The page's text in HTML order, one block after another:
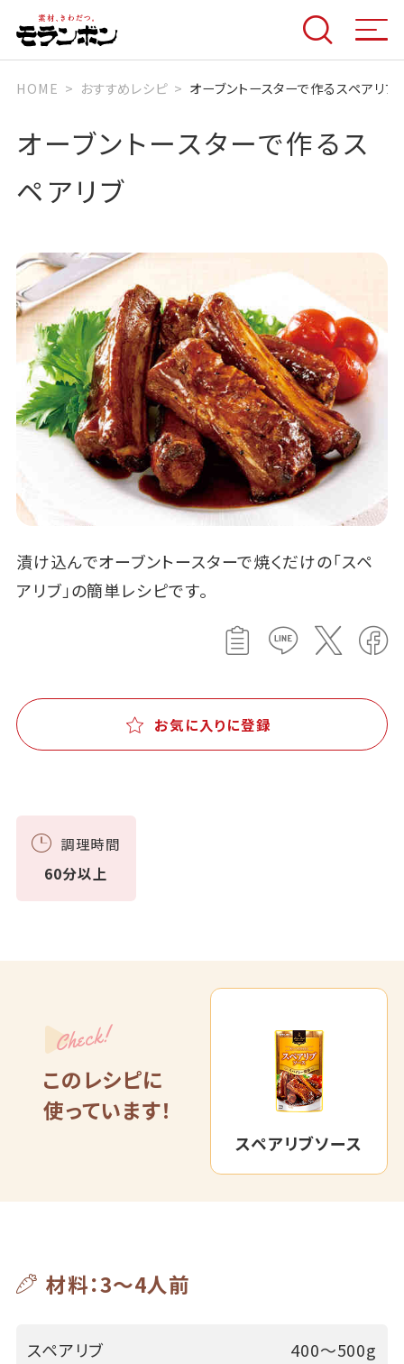
HOME おすすめレシピ オーブントースターで作るスペアリブ
オーブントースターで作るス
ペアリブ
漬け込んでオーブントースターで焼くだけの「スペ
アリブ」の簡単レシピです。
お気に入りに登録
調理時間
60分以上
Check!
このレシピに
使っています！
スペアリブソース
材料：3～4人前
スペアリブ 400～500g